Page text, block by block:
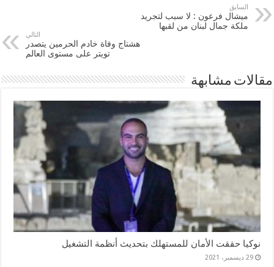
السابق
ميشال فرعون : لا سبب لتجريد
ملكة جمال ‫‏لبنان‬ من لقبها
التالي
هشتاج وفاة خادم الحرمين يتصدر
تويتر على مستوى العالم
مقالات مشابهة
نوكيا حققت الأمان للمستهلك بتحديث أنظمة التشغيل
29 ديسمبر، 2021